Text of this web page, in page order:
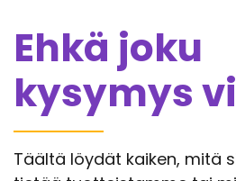
Ehkä joku
kysymys
Täältä löydät kaiken, mitä